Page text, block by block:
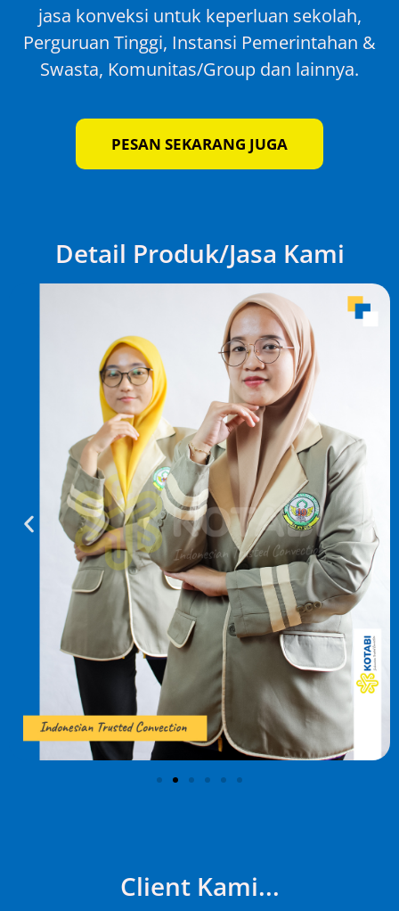
jasa konveksi untuk keperluan sekolah,
Perguruan Tinggi, Instansi Pemerintahan &
Swasta, Komunitas/Group dan lainnya.
PESAN SEKARANG JUGA
Detail Produk/Jasa Kami
Client Kami...